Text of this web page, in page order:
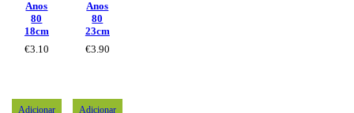
Anos
80
18cm
€3.10
Anos
80
23cm
€3.90
Adicionar Adicionar